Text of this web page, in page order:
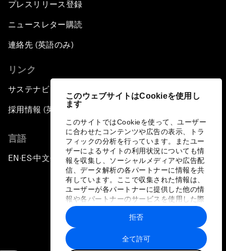
このウェブサイトはCookieを使用し
ます
このサイトではCookieを使って、ユーザー
に合わせたコンテンツや広告の表示、トラ
フィックの分析を行っています。またユー
ザーによるサイトの利用状況についても情
報を収集し、ソーシャルメディアや広告配
信、データ解析の各パートナーに情報を共
有しています。ここで収集された情報は、
ユーザーが各パートナーに提供した他の情
報や各パートナーのサービスを使用した際
に収集された情報と組み合わされ、各パー
トナーによって使用されることがありま
す。
全て許可
拒否
プレスリリース登録
ニュースレター購読
連絡先 (英語のみ)
リンク
サステナビリティへの取り組み
採用情報 (英語のみ)
言語
EN ▪ES▪中文▪ 日本語
プライバシーポリシーと利用規約
サイトマップ